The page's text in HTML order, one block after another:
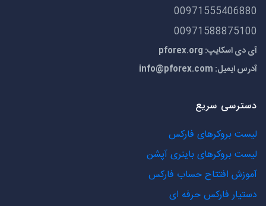
00971555406880
00971588875100
آی دی اسکایپ: pforex.org
آدرس ایمیل: info@pforex.com
دسترسی سریع
لیست بروکرهای فارکس
لیست بروکرهای باینری آپشن
آموزش افتتاح حساب فارکس
دستیار فارکس حرفه ای